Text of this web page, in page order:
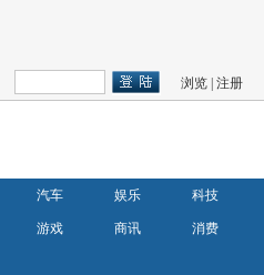
浏览 |注册
汽车 娱乐 科技
游戏 商讯 消费